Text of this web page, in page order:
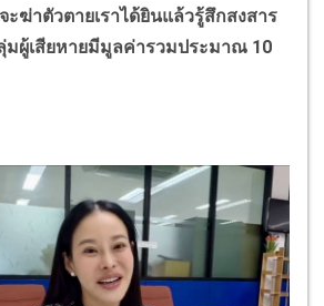
ะฆ่าตัวตายเราได้ยินแล้วรู้สึกสงสาร
มผู้เสียหายมีมูลค่ารวมประมาณ 10